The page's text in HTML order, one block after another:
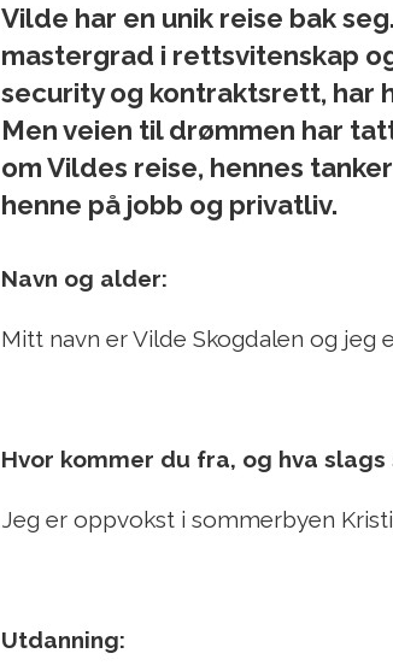
Vilde har en unik reise bak
mastergrad i rettsvitenskap
security og kontraktsrett, har
Men veien til drømmen har
om Vildes reise, hennes
henne på jobb og privatliv.
Navn og alder:
Mitt navn er Vilde Skogdalen og jeg
Hvor kommer du fra, og hva
Jeg er oppvokst i sommerbyen
Utdanning: